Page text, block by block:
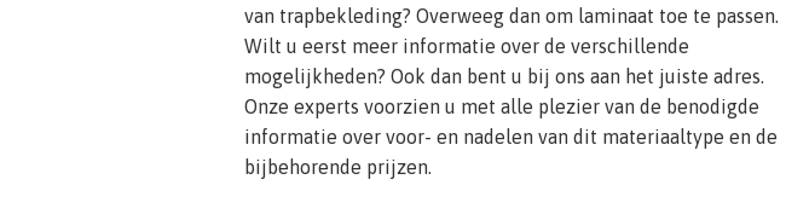
van trapbekleding? Overweeg dan om laminaat toe te passen.
Wilt u eerst meer informatie over de verschillende
mogelijkheden? Ook dan bent u bij ons aan het juiste adres.
Onze experts voorzien u met alle plezier van de benodigde
informatie over voor- en nadelen van dit materiaaltype en de
bijbehorende prijzen.